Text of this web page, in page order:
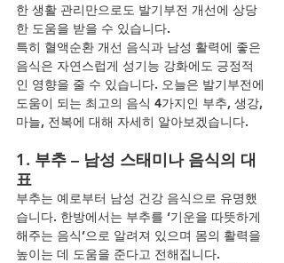
한 생활 관리만으로도 발기부전 개선에 상당
한 도움을 받을 수 있습니다.
특히 혈액순환 개선 음식과 남성 활력에 좋은
음식은 자연스럽게 성기능 강화에도 긍정적
인 영향을 줄 수 있습니다. 오늘은 발기부전에
도움이 되는 최고의 음식 4가지인 부추, 생강,
마늘, 전복에 대해 자세히 알아보겠습니다.
1. 부추 – 남성 스태미나 음식의 대
표
부추는 예로부터 남성 건강 음식으로 유명했
습니다. 한방에서는 부추를 ‘기운을 따뜻하게
해주는 음식’으로 알려져 있으며 몸의 활력을
높이는 데 도움을 준다고 전해집니다.